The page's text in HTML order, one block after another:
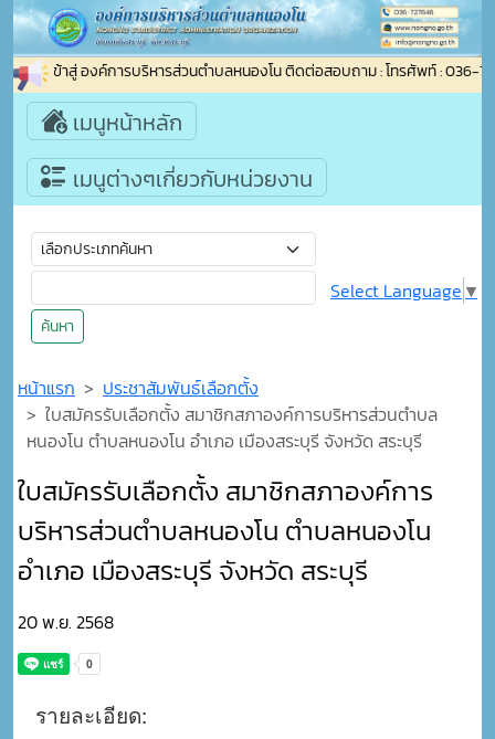
เข้าสู่ องค์การบริหารส่วนตำบลหนองโน ติดต่อสอบถาม : โทรศัพท์ : 036-
เมนูหน้าหลัก
เมนูต่างๆเกี่ยวกับหน่วยงาน
ค้นหา
Select Language ▼
หน้าแรก
ประชาสัมพันธ์เลือกตั้ง
ใบสมัครรับเลือกตั้ง สมาชิกสภาองค์การบริหารส่วนตำบล
หนองโน ตำบลหนองโน อำเภอ เมืองสระบุรี จังหวัด สระบุรี
ใบสมัครรับเลือกตั้ง สมาชิกสภาองค์การ
บริหารส่วนตำบลหนองโน ตำบลหนองโน
อำเภอ เมืองสระบุรี จังหวัด สระบุรี
20 พ.ย. 2568
รายละเอียด: